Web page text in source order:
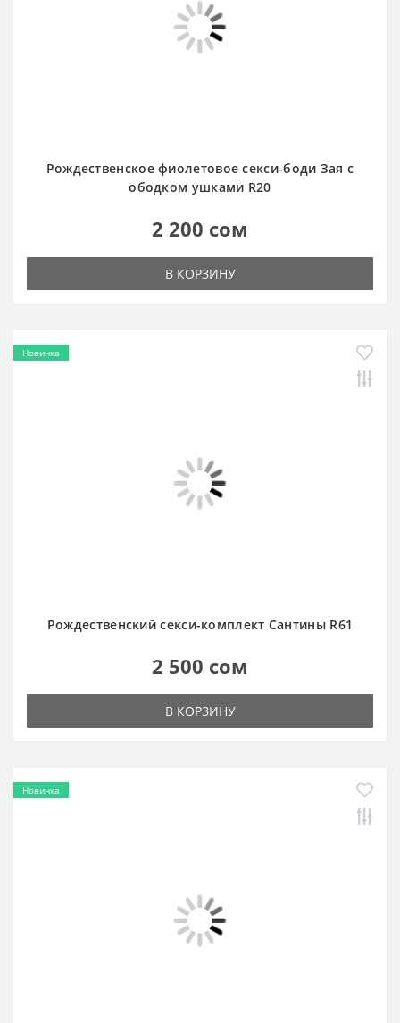
Рождественское фиолетовое секси-боди Зая с
ободком ушками R20
2 200 сом
В КОРЗИНУ
Новинка
Рождественский секси-комплект Сантины R61
2 500 сом
В КОРЗИНУ
Новинка